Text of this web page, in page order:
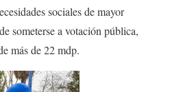
sociales de mayor
someterse a votación pública,
más de 22 mdp.